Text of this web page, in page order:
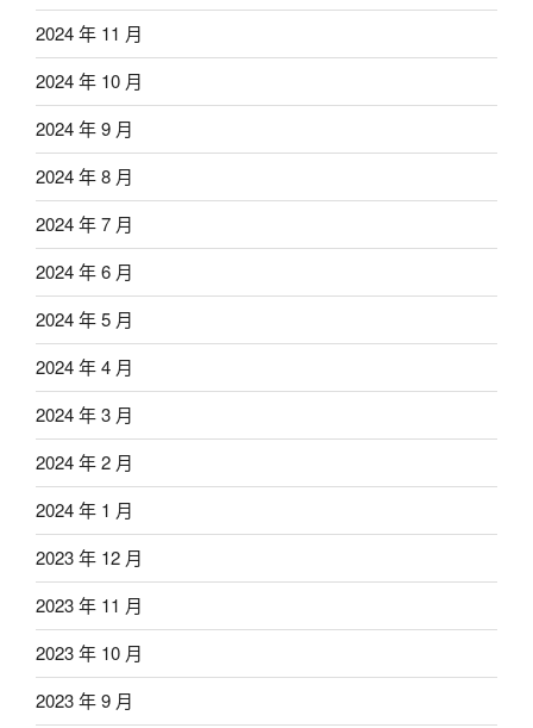
2024 年 11 月
2024 年 10 月
2024 年 9 月
2024 年 8 月
2024 年 7 月
2024 年 6 月
2024 年 5 月
2024 年 4 月
2024 年 3 月
2024 年 2 月
2024 年 1 月
2023 年 12 月
2023 年 11 月
2023 年 10 月
2023 年 9 月